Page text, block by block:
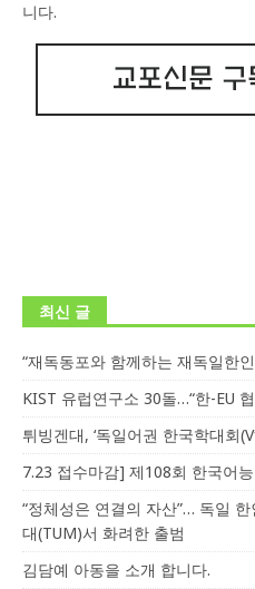
니다.
최신 글
“재독동포와 함께하는 재독일한
KIST 유럽연구소 30돌…“한-EU
튀빙겐대, ‘독일어권 한국학대회
7.23 접수마감] 제108회 한국어
“정체성은 연결의 자산”… 독일
대(TUM)서 화려한 출범
김담예 아동을 소개 합니다.